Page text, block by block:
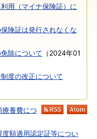
用（マイナ保険証）に
険証は発行されなくな
除について （2024年01
度の改正について
RSS
療養費につ
額適用認定証等につい